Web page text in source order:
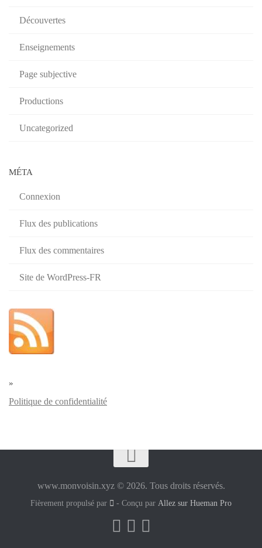
Découvertes
Enseignements
Page subjective
Productions
Uncategorized
MÉTA
Connexion
Flux des publications
Flux des commentaires
Site de WordPress-FR
»
Politique de confidentialité
www.monvoisin.xyz © 2026. Tous droits réservés.
Fièrement propulsé par - Conçu par Allez sur Hueman Pro